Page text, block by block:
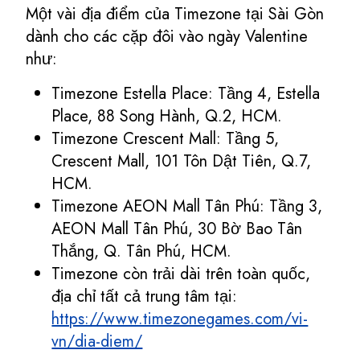
Một vài địa điểm của Timezone tại Sài Gòn
dành cho các cặp đôi vào ngày Valentine
như:
Timezone Estella Place: Tầng 4, Estella
Place, 88 Song Hành, Q.2, HCM.
Timezone Crescent Mall: Tầng 5,
Crescent Mall, 101 Tôn Dật Tiên, Q.7,
HCM.
Timezone AEON Mall Tân Phú: Tầng 3,
AEON Mall Tân Phú, 30 Bờ Bao Tân
Thắng, Q. Tân Phú, HCM.
Timezone còn trải dài trên toàn quốc,
địa chỉ tất cả trung tâm tại:
https://www.timezonegames.com/vi-
vn/dia-diem/